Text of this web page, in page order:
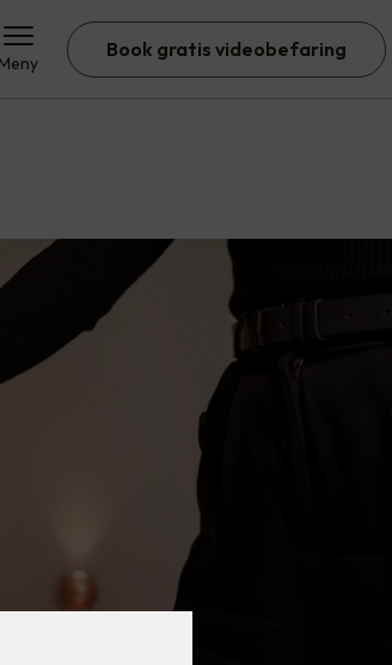
Meny
Book gratis videobefaring